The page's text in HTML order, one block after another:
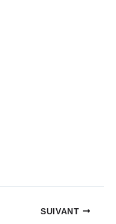
SUIVANT